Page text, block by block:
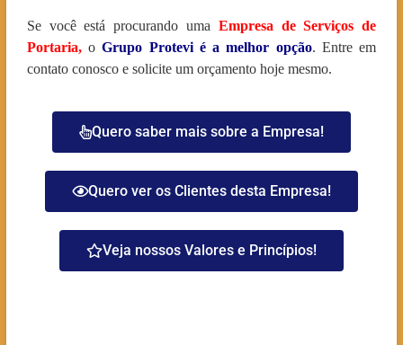
Se você está procurando uma Empresa de Serviços de
Portaria,oGrupo Protevi é a melhor opção. Entre em
contato conosco e solicite um orçamento hoje mesmo.
Quero saber mais sobre a Empresa!
Quero ver os Clientes desta Empresa!
Veja nossos Valores e Princípios!